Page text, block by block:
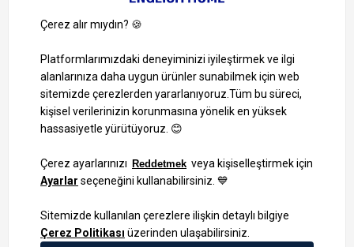
1000 TL ve Üzeri Alışverişlerinizde Kargo Bedava!
Bilgi Toplum Hizmetleri
KVKK Veri İşleme Politikamız
Site Haritası